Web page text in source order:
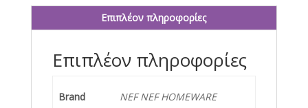
Επιπλέον πληροφορίες
Επιπλέον πληροφορίες
Brand NEF NEF HOMEWARE